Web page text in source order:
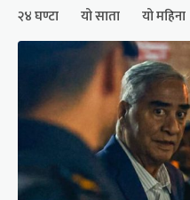
२४ घण्टा यो साता यो महिना